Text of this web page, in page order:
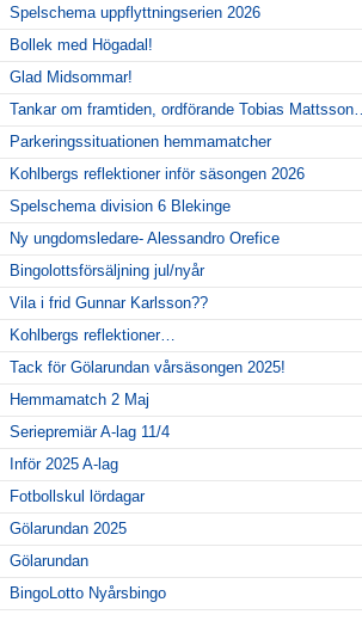
Spelschema uppflyttningserien 2026
Bollek med Högadal!
Glad Midsommar!
Tankar om framtiden, ordförande Tobias Mattsson…
Parkeringssituationen hemmamatcher
Kohlbergs reflektioner inför säsongen 2026
Spelschema division 6 Blekinge
Ny ungdomsledare- Alessandro Orefice
Bingolottsförsäljning jul/nyår
Vila i frid Gunnar Karlsson??
Kohlbergs reflektioner…
Tack för Gölarundan vårsäsongen 2025!
Hemmamatch 2 Maj
Seriepremiär A-lag 11/4
Inför 2025 A-lag
Fotbollskul lördagar
Gölarundan 2025
Gölarundan
BingoLotto Nyårsbingo